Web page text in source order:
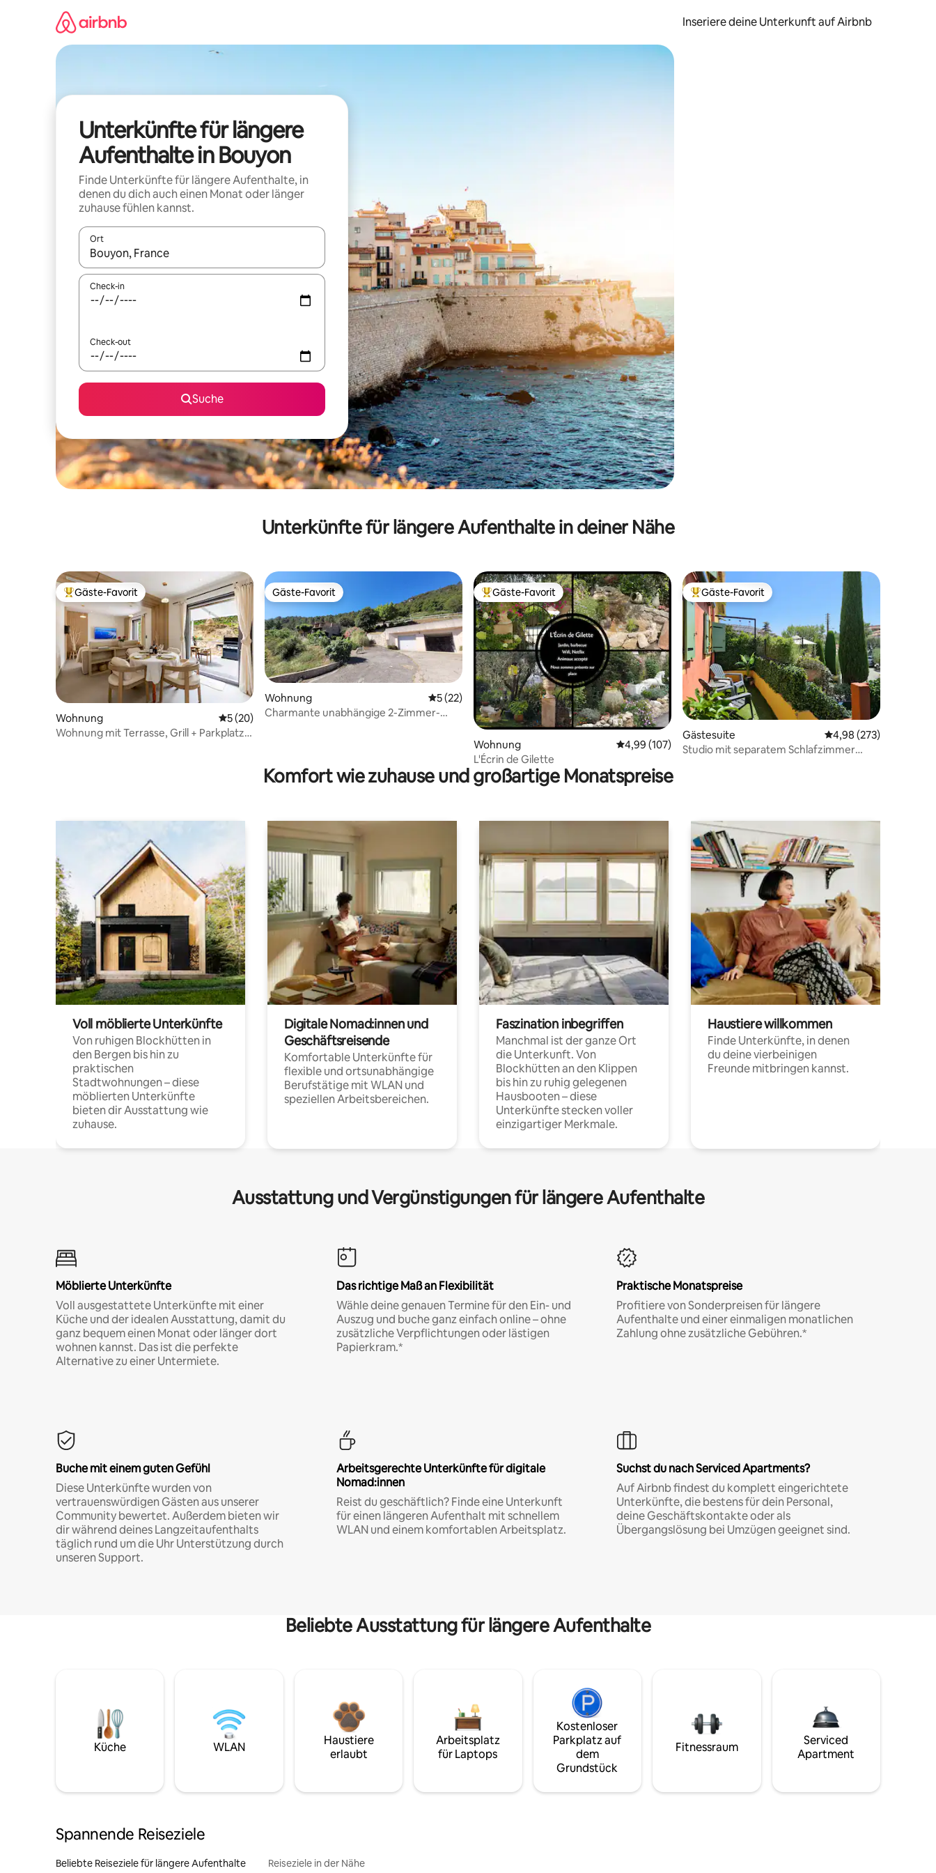
Inseriere deine Unterkunft auf Airbnb
Unterkünfte für längere
Aufenthalte in Bouyon
Finde Unterkünfte für längere Aufenthalte, in
denen du dich auch einen Monat oder länger
zuhause fühlen kannst.
Ort
Wenn Ergebnisse verfügbar sind, navigiere mit den Pfeiltasten nach oben und unten oder erkunde die Ergebnisse durch Berühren oder Wischgesten.
Check-in
Check-out
Suche
Unterkünfte für längere Aufenthalte in deiner Nähe
Beliebter Gäste-Favorit.
Gäste-Favorit
Wohnung Durchschnittliche Bewertung: 5 von 5, 20 Bewertungen
5 (20)
Wohnung mit Terrasse, Grill + Parkplatz -
Gäste-Favorit
Gäste-Favorit
Wohnung Durchschnittliche Bewertung: 5 von 5, 22 Bewertungen
5 (22)
Charmante unabhängige 2-Zimmer-
Beliebter Gäste-Favorit.
Gäste-Favorit
Wohnung Durchschnittliche Bewertung: 4,99 von 5, 107 Bewertungen
4,99 (107)
L'Écrin de Gilette
Beliebter Gäste-Favorit.
Gäste-Favorit
Gästesuite Durchschnittliche
4,98 (273)
Studio mit separatem Schlafzimmer
Komfort wie zuhause und großartige Monatspreise
Voll möblierte Unterkünfte
Von ruhigen Blockhütten in
den Bergen bis hin zu
praktischen
Stadtwohnungen – diese
möblierten Unterkünfte
bieten dir Ausstattung wie
zuhause.
Digitale Nomad:innen und
Geschäftsreisende
Komfortable Unterkünfte für
flexible und ortsunabhängige
Berufstätige mit WLAN und
speziellen Arbeitsbereichen.
Faszination inbegriffen
Manchmal ist der ganze Ort
die Unterkunft. Von
Blockhütten an den Klippen
bis hin zu ruhig gelegenen
Hausbooten – diese
Unterkünfte stecken voller
einzigartiger Merkmale.
Haustiere willkommen
Finde Unterkünfte, in denen
du deine vierbeinigen
Freunde mitbringen kannst.
Ausstattung und Vergünstigungen für längere Aufenthalte
Möblierte Unterkünfte
Voll ausgestattete Unterkünfte mit einer
Küche und der idealen Ausstattung, damit du
ganz bequem einen Monat oder länger dort
wohnen kannst. Das ist die perfekte
Alternative zu einer Untermiete.
Das richtige Maß an Flexibilität
Wähle deine genauen Termine für den Ein- und
Auszug und buche ganz einfach online – ohne
zusätzliche Verpflichtungen oder lästigen
Papierkram.*
Praktische Monatspreise
Profitiere von Sonderpreisen für längere
Aufenthalte und einer einmaligen monatlichen
Zahlung ohne zusätzliche Gebühren.*
Buche mit einem guten Gefühl
Diese Unterkünfte wurden von
vertrauenswürdigen Gästen aus unserer
Community bewertet. Außerdem bieten wir
dir während deines Langzeitaufenthalts
täglich rund um die Uhr Unterstützung durch
unseren Support.
Arbeitsgerechte Unterkünfte für digitale
Nomad:innen
Reist du geschäftlich? Finde eine Unterkunft
für einen längeren Aufenthalt mit schnellem
WLAN und einem komfortablen Arbeitsplatz.
Suchst du nach Serviced Apartments?
Auf Airbnb findest du komplett eingerichtete
Unterkünfte, die bestens für dein Personal,
deine Geschäftskontakte oder als
Übergangslösung bei Umzügen geeignet sind.
Beliebte Ausstattung für längere Aufenthalte
Küche WLAN
Haustiere
erlaubt
Arbeitsplatz
für Laptops
Kostenloser
Parkplatz auf
dem
Grundstück
Fitnessraum
Serviced
Apartment
Spannende Reiseziele
Beliebte Reiseziele für längere Aufenthalte Reiseziele in der Nähe